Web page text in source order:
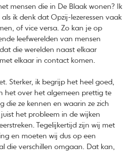
mensen die in De Blaak wonen? Ik
ik denk dat Opzij-lezeressen vaak
of vice versa. Zo kan je op
leefwerelden van mensen
die werelden naast elkaar
elkaar in contact komen.
Sterker, ik begrijp het heel goed,
het over het algemeen prettig te
die ze kennen en waarin ze zich
het probleem in de wijken
Tegelijkertijd zijn wij met
en moeten wij dus op een
die verschillen omgaan. Dat kan,